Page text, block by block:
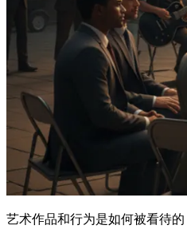
艺术作品和行为是如何被看待